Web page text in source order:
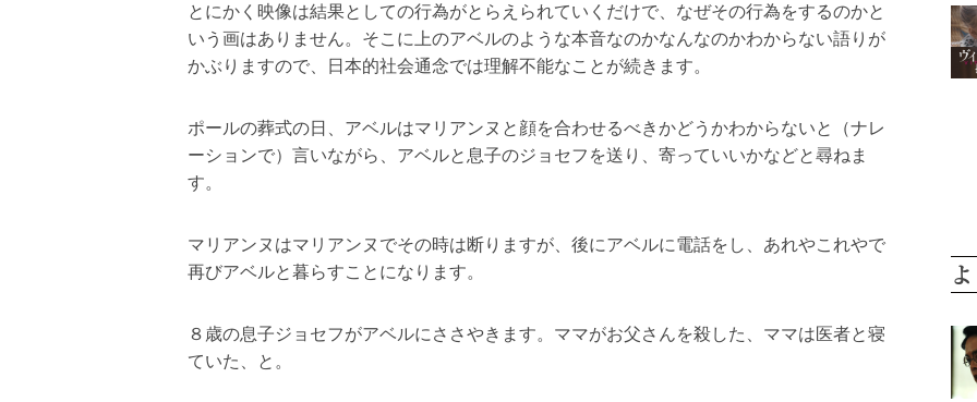
とにかく映像は結果としての行為がとらえられていくだけで、なぜその行為をするのかと
いう画はありません。そこに上のアベルのような本音なのかなんなのかわからない語りが
かぶりますので、日本的社会通念では理解不能なことが続きます。
ポールの葬式の日、アベルはマリアンヌと顔を合わせるべきかどうかわからないと（ナレ
ーションで）言いながら、アベルと息子のジョセフを送り、寄っていいかなどと尋ねま
す。
マリアンヌはマリアンヌでその時は断りますが、後にアベルに電話をし、あれやこれやで
再びアベルと暮らすことになります。
８歳の息子ジョセフがアベルにささやきます。ママがお父さんを殺した、ママは医者と寝
ていた、と。